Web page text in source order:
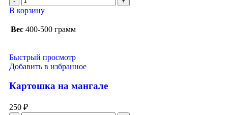
В корзину
Вес 400-500 грамм
Быстрый просмотр
Добавить в избранное
Картошка на мангале
250 ₽